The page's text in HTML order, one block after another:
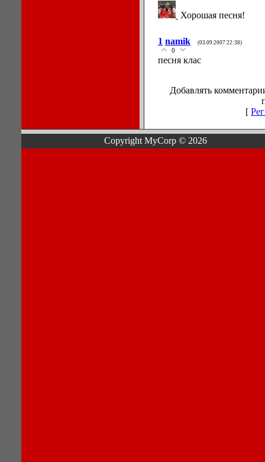
Хорошая песня!
1 namik (03.09.2007 22:38)
0
песня клас
Добавлять
[
Copyright MyCorp © 2026